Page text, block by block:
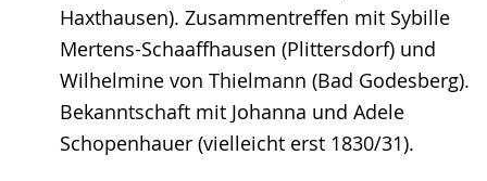
Haxthausen). Zusammentreffen mit Sybille
Mertens-Schaaffhausen (Plittersdorf) und
Wilhelmine von Thielmann (Bad Godesberg).
Bekanntschaft mit Johanna und Adele
Schopenhauer (vielleicht erst 1830/31).